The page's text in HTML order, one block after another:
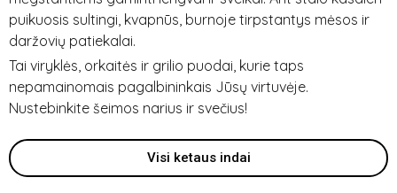
puikuosis sultingi, kvapnūs, burnoje tirpstantys mėsos ir
daržovių patiekalai.
Tai viryklės, orkaitės ir grilio puodai, kurie taps
nepamainomais pagalbininkais Jūsų virtuvėje.
Nustebinkite šeimos narius ir svečius!
Visi ketaus indai